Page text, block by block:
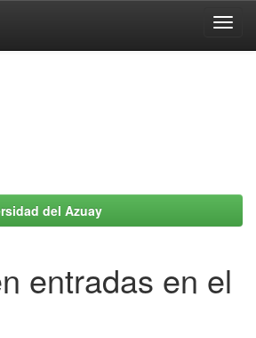
del Azuay
entradas en el